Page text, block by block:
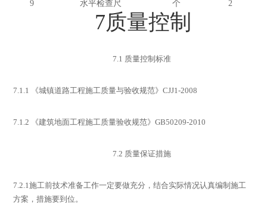
9
水平检查尺 个 2
7质量控制
7.1 质量控制标准
7.1.1 《城镇道路工程施工质量与验收规范》CJJ1-2008
7.1.2 《建筑地面工程施工质量验收规范》GB50209-2010
7.2 质量保证措施
7.2.1施工前技术准备工作一定要做充分，结合实际情况认真编制施工
方案，措施要到位。